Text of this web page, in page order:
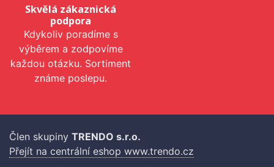
Skvělá zákaznická
podpora
Kdykoliv poradíme s
výběrem a zodpovíme
každou otázku. Sortiment
známe poslepu.
Člen skupiny TRENDO s.r.o.
Přejít na centrální eshop www.trendo.cz